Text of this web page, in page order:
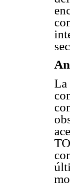
La